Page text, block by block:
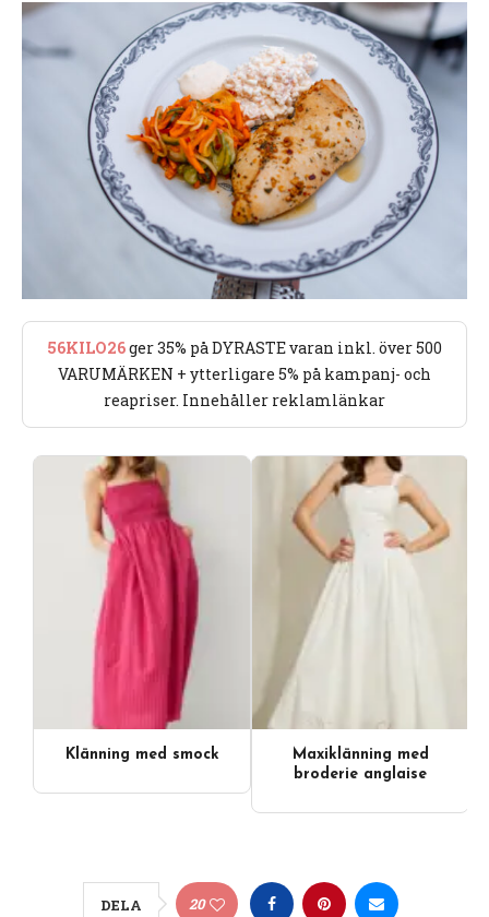
56KILO26ger 35% på DYRASTE varan inkl. över 500
VARUMÄRKEN + ytterligare 5% på kampanj- och
reapriser. Innehåller reklamlänkar
Klänning med smock
Maxiklänning med
broderie anglaise
DELA 20